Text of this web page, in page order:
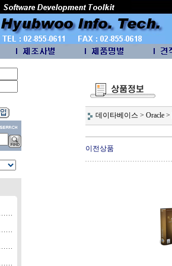
데이타베이스 > Oracle >
이전상품